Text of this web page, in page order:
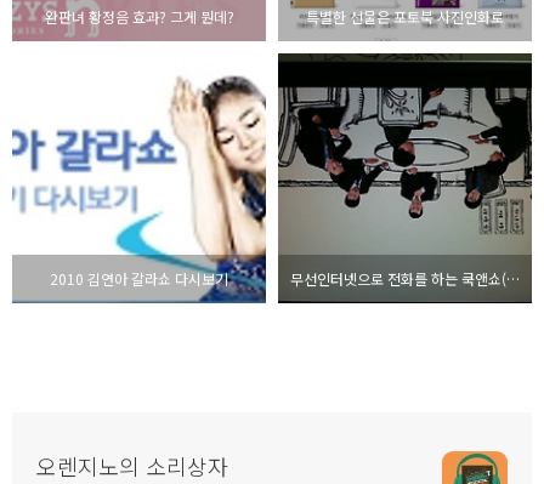
완판녀 황정음 효과? 그게 뭔데? 특별한 선물은 포토북 사진인화로
2010 김연아 갈라쇼 다시보기 무선인터넷으로 전화를 하는 쿡앤쇼(FMC) 서비스
오렌지노의 소리상자